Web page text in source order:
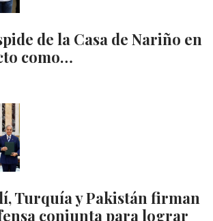
de la Casa de Nariño en
como…
Turquía y Pakistán firman
conjunta para lograr